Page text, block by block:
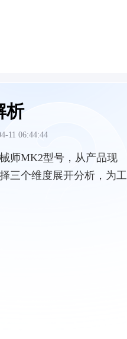
析
11 06:44:44
师MK2型号，从产品现
三个维度展开分析，为工